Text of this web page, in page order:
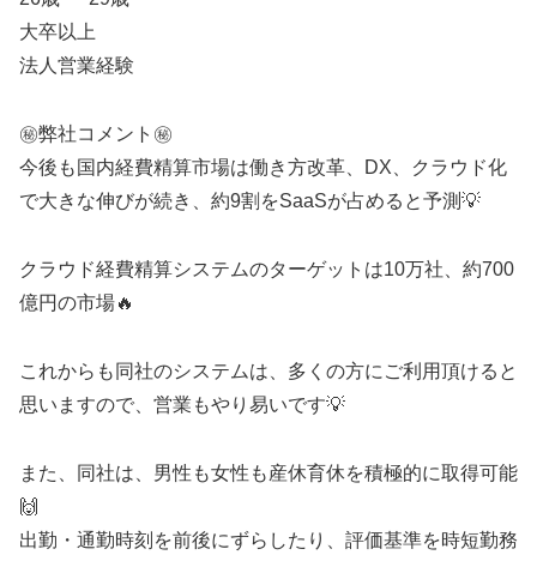
大卒以上
法人営業経験
㊙️弊社コメント㊙️
今後も国内経費精算市場は働き方改革、DX、クラウド化
で大きな伸びが続き、約9割をSaaSが占めると予測💡
クラウド経費精算システムのターゲットは10万社、約700
億円の市場🔥
これからも同社のシステムは、多くの方にご利用頂けると
思いますので、営業もやり易いです💡
また、同社は、男性も女性も産休育休を積極的に取得可能
🙌
出勤・通勤時刻を前後にずらしたり、評価基準を時短勤務